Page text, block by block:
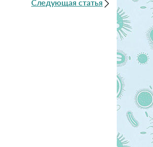
Следующая статья